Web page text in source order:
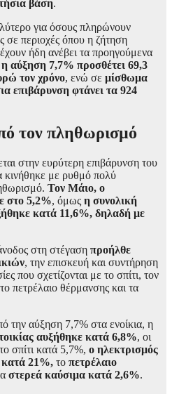
βάση.
για όσους πληρώνουν
περιοχές όπου η ζήτηση
ήδη ανέβει τα προηγούμενα
αύξηση 7,7% προσθέτει 69,3
τον χρόνο, ενώ σε μίσθωμα
επιβάρυνση φτάνει τα 924
τον πληθωρισμό
στην ευρύτερη επιβάρυνση του
κινήθηκε με ρυθμό πολύ
Τον Μάιο, ο
στο 5,2%, όμως η συνολική
κατά 11,6%, δηλαδή με
στη στέγαση προήλθε
, την επισκευή και συντήρηση
που σχετίζονται με το σπίτι, τον
πετρέλαιο θέρμανσης και τα
την αύξηση 7,7% στα ενοίκια, η
αυξήθηκε κατά 6,8%, οι
σπίτι κατά 5,7%, ο ηλεκτρισμός
κατά 21%, το πετρέλαιο
στερεά καύσιμα κατά 2,6%.